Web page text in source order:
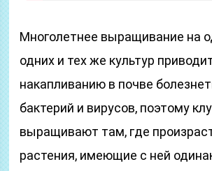
Многолетнее выращивание на
одних и тех же культур
накапливанию в почве
бактерий и вирусов, поэтому
выращивают там, где
растения, имеющие с ней